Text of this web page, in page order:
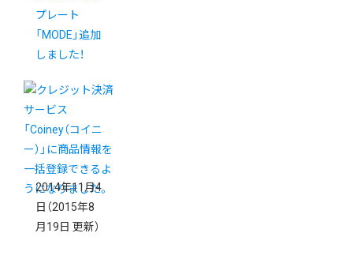
プレート
「MODE」追加
しました！
2014年11月4
日 （2015年8
月19日 更新）